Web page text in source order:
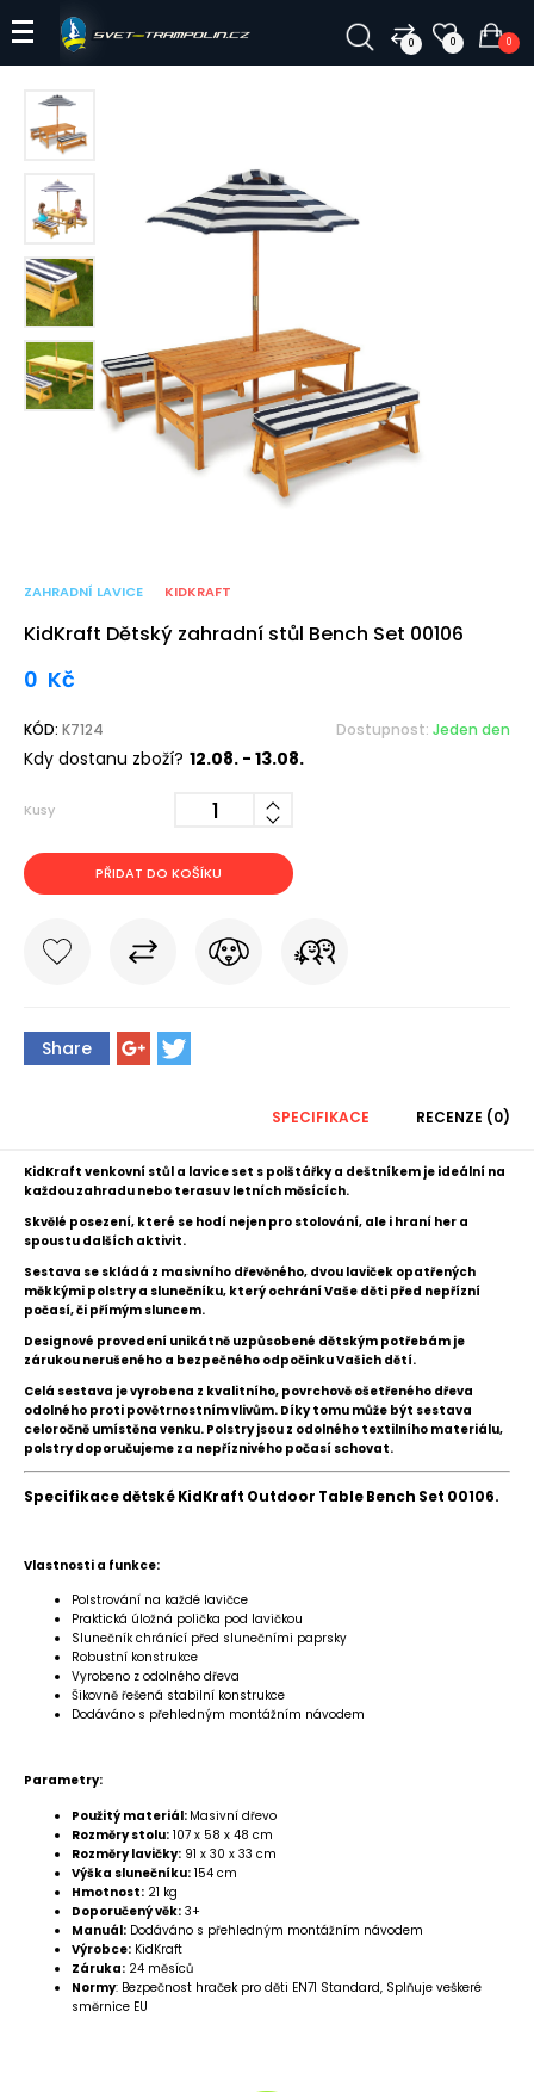
0 0 0
ZAHRADNÍ LAVICE KIDKRAFT
KidKraft Dětský zahradní stůl Bench Set 00106
0 Kč
KÓD: K7124 Dostupnost: Jeden den
Kdy dostanu zboží? 12.08. - 13.08.
Kusy
PŘIDAT DO KOŠÍKU
Share
SPECIFIKACE RECENZE (0)
KidKraft venkovní stůl a lavice set s polštářky a deštníkem je ideální na
každou zahradu nebo terasu v letních měsících.
Skvělé posezení, které se hodí nejen pro stolování, ale i hraní her a
spoustu dalších aktivit.
Sestava se skládá z masivního dřevěného, dvou laviček opatřených
měkkými polstry a slunečníku, který ochrání Vaše děti před nepřízní
počasí, či přímým sluncem.
Designové provedení unikátně uzpůsobené dětským potřebám je
zárukou nerušeného a bezpečného odpočinku Vašich dětí.
Celá sestava je vyrobena z kvalitního, povrchově ošetřeného dřeva
odolného proti povětrnostním vlivům. Díky tomu může být sestava
celoročně umístěna venku. Polstry jsou z odolného textilního materiálu,
polstry doporučujeme za nepříznivého počasí schovat.
Specifikace dětské KidKraft Outdoor Table Bench Set 00106.
Vlastnosti a funkce:
Polstrování na každé lavičce
Praktická úložná polička pod lavičkou
Slunečník chránící před slunečními paprsky
Robustní konstrukce
Vyrobeno z odolného dřeva
Šikovně řešená stabilní konstrukce
Dodáváno s přehledným montážním návodem
Parametry:
Použitý materiál: Masivní dřevo
Rozměry stolu: 107 x 58 x 48 cm
Rozměry lavičky: 91 x 30 x 33 cm
Výška slunečníku: 154 cm
Hmotnost: 21 kg
Doporučený věk: 3+
Manuál: Dodáváno s přehledným montážním návodem
Výrobce: KidKraft
Záruka: 24 měsíců
Normy: Bezpečnost hraček pro děti EN71 Standard, Splňuje veškeré
směrnice EU